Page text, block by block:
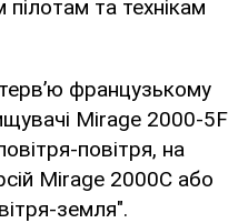
та технікам
французькому
Mirage 2000-5F
повітря, на
Mirage 2000C або
земля".